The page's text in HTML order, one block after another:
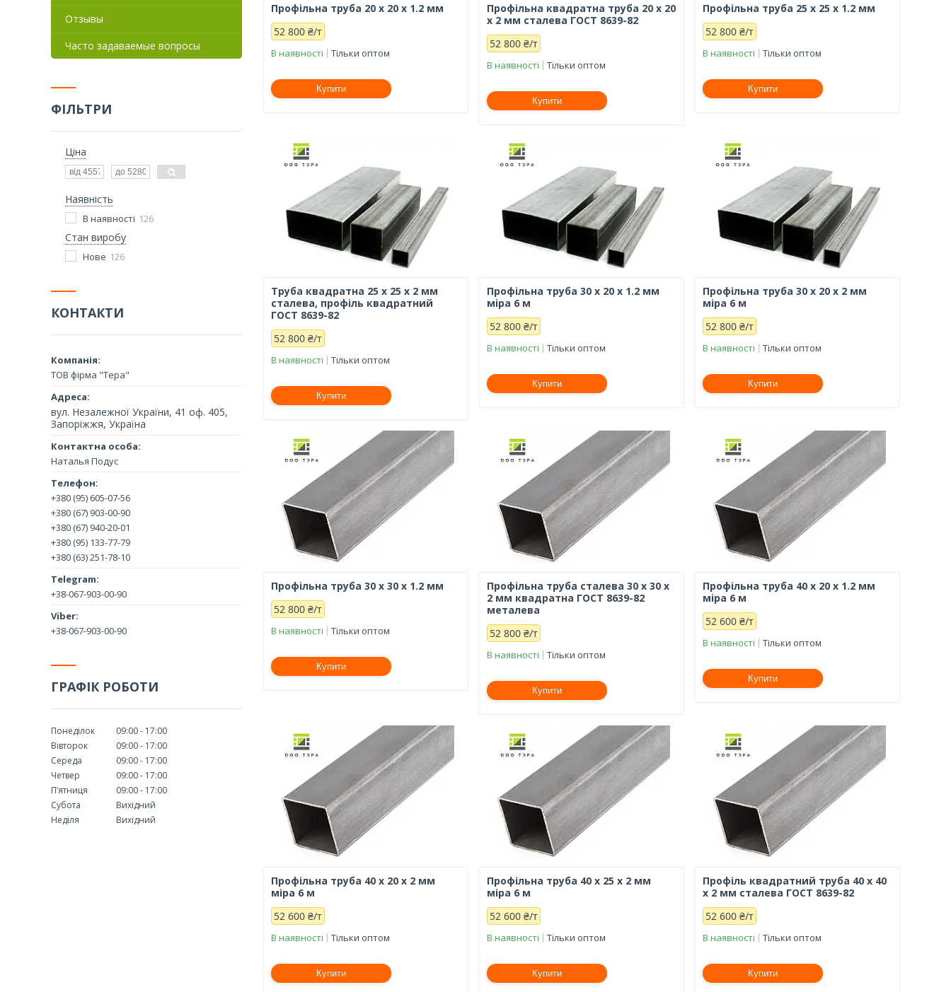
Профільна труба 20 х 20 х 1.2 мм
52 800 ₴/т
В наявності Тільки оптом
Купити
Профільна квадратна труба 20 х 20
х 2 мм сталева ГОСТ 8639-82
52 800 ₴/т
В наявності Тільки оптом
Купити
Профільна труба 25 х 25 х 1.2 мм
52 800 ₴/т
В наявності Тільки оптом
Купити
Труба квадратна 25 х 25 х 2 мм
сталева, профіль квадратний
ГОСТ 8639-82
52 800 ₴/т
В наявності Тільки оптом
Купити
Профільна труба 30 х 20 х 1.2 мм
міра 6 м
52 800 ₴/т
В наявності Тільки оптом
Купити
Профільна труба 30 х 20 х 2 мм
міра 6 м
52 800 ₴/т
В наявності Тільки оптом
Купити
Профільна труба 30 х 30 х 1.2 мм
52 800 ₴/т
В наявності Тільки оптом
Купити
Профільна труба сталева 30 х 30 х
2 мм квадратна ГОСТ 8639-82
металева
52 800 ₴/т
В наявності Тільки оптом
Купити
Профільна труба 40 х 20 х 1.2 мм
міра 6 м
52 600 ₴/т
В наявності Тільки оптом
Купити
Профільна труба 40 х 20 х 2 мм
міра 6 м
52 600 ₴/т
В наявності Тільки оптом
Купити
Профільна труба 40 х 25 х 2 мм
міра 6 м
52 600 ₴/т
В наявності Тільки оптом
Купити
Профіль квадратний труба 40 х 40
х 2 мм сталева ГОСТ 8639-82
52 600 ₴/т
В наявності Тільки оптом
Купити
Отзывы
Часто задаваемые вопросы
ФІЛЬТРИ
Ціна
Наявність
В наявності 126
Стан виробу
Нове 126
КОНТАКТИ
ТОВ фірма "Тера"
вул. Незалежної України, 41 оф. 405,
Запоріжжя, Україна
Наталья Подус
+380 (95) 605-07-56
+380 (67) 903-00-90
+380 (67) 940-20-01
+380 (95) 133-77-79
+380 (63) 251-78-10
+38-067-903-00-90
+38-067-903-00-90
ГРАФІК РОБОТИ
Понеділок 09:00
17:00
Вівторок
09:00
17:00
Середа
09:00
17:00
Четвер
09:00
17:00
Пʼятниця
09:00
17:00
Субота
Вихідний
Неділя
Вихідний